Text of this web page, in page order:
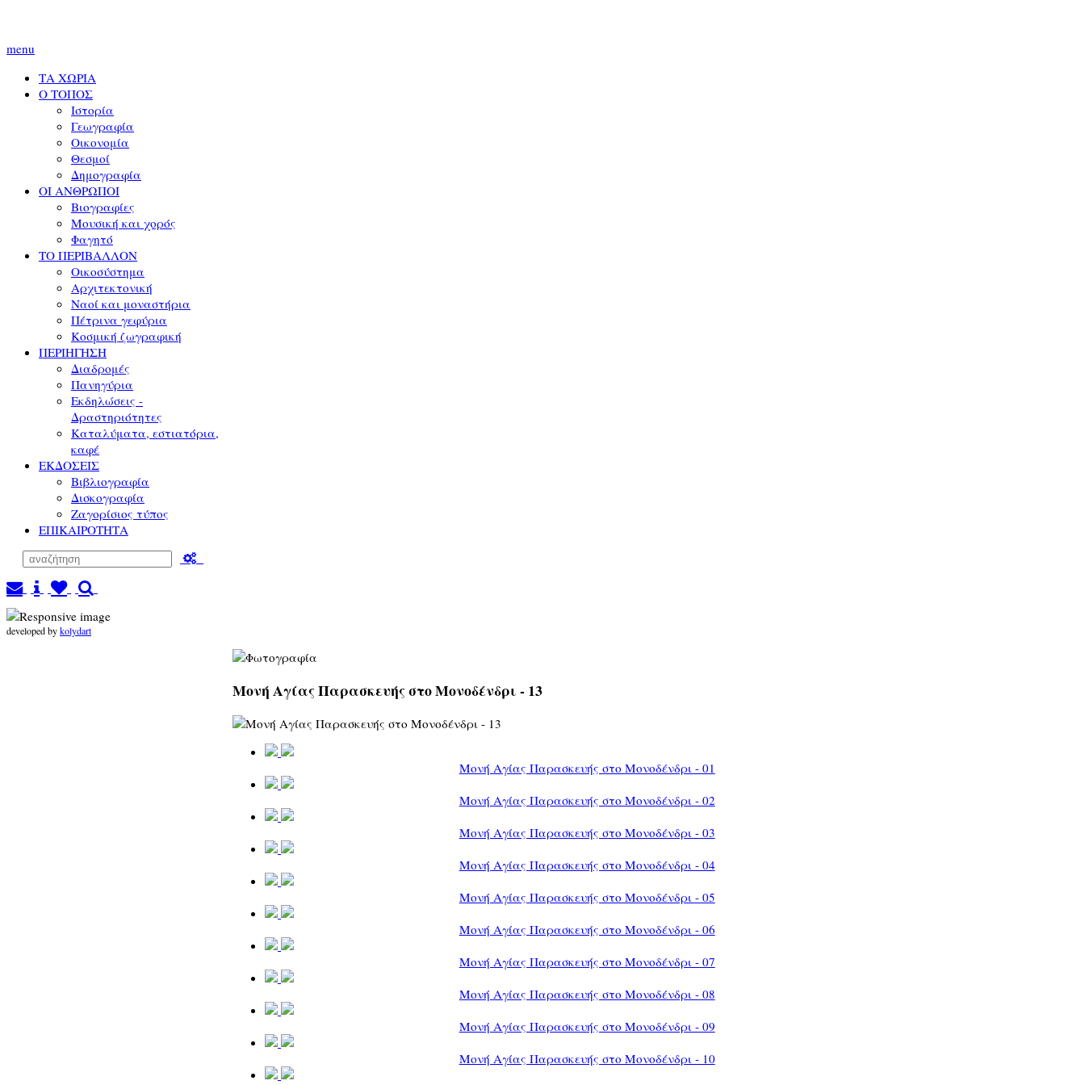
menu
ΤΑ ΧΩΡΙΑ
Ο ΤΟΠΟΣ
Ιστορία
Γεωγραφία
Οικονομία
Θεσμοί
Δημογραφία
ΟΙ ΑΝΘΡΩΠΟΙ
Βιογραφίες
Μουσική και χορός
Φαγητό
ΤΟ ΠΕΡΙΒΑΛΛΟΝ
Οικοσύστημα
Αρχιτεκτονική
Ναοί και μοναστήρια
Πέτρινα γεφύρια
Κοσμική ζωγραφική
ΠΕΡΙΗΓΗΣΗ
Διαδρομές
Πανηγύρια
Εκδηλώσεις -
Δραστηριότητες
Καταλύματα, εστιατόρια,
καφέ
ΕΚΔΟΣΕΙΣ
Βιβλιογραφία
Δισκογραφία
Ζαγορίσιος τύπος
ΕΠΙΚΑΙΡΟΤΗΤΑ
developed bykolydart
Μονή Αγίας Παρασκευής στο Μονοδένδρι - 13
Μονή Αγίας Παρασκευής στο Μονοδένδρι - 01
Μονή Αγίας Παρασκευής στο Μονοδένδρι - 02
Μονή Αγίας Παρασκευής στο Μονοδένδρι - 03
Μονή Αγίας Παρασκευής στο Μονοδένδρι - 04
Μονή Αγίας Παρασκευής στο Μονοδένδρι - 05
Μονή Αγίας Παρασκευής στο Μονοδένδρι - 06
Μονή Αγίας Παρασκευής στο Μονοδένδρι - 07
Μονή Αγίας Παρασκευής στο Μονοδένδρι - 08
Μονή Αγίας Παρασκευής στο Μονοδένδρι - 09
Μονή Αγίας Παρασκευής στο Μονοδένδρι - 10